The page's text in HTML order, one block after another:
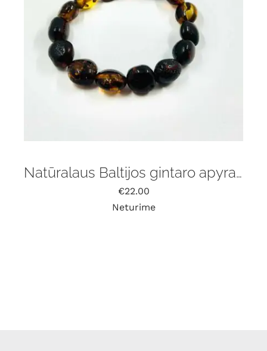
Natūralaus Baltijos gintaro apyrankė
€22.00
Neturime